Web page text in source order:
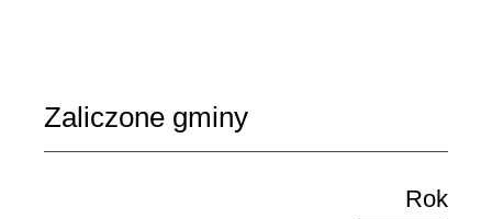
Zaliczone gminy
Rok